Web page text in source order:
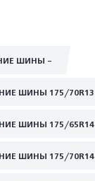
ШИНЫ -
ШИНЫ 175/70R13
ШИНЫ 175/65R14
ШИНЫ 175/70R14